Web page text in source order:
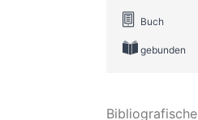
Buch
gebunden